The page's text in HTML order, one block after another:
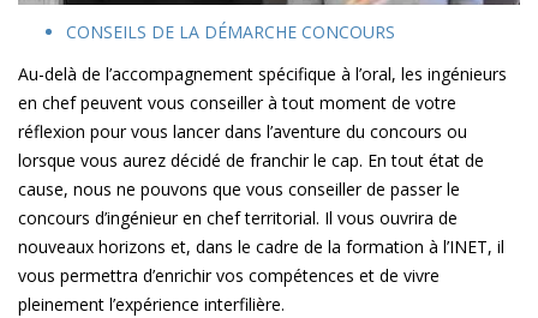
CONSEILS DE LA DÉMARCHE CONCOURS
Au-delà de l’accompagnement spécifique à l’oral, les ingénieurs
en chef peuvent vous conseiller à tout moment de votre
réflexion pour vous lancer dans l’aventure du concours ou
lorsque vous aurez décidé de franchir le cap. En tout état de
cause, nous ne pouvons que vous conseiller de passer le
concours d’ingénieur en chef territorial. Il vous ouvrira de
nouveaux horizons et, dans le cadre de la formation à l’INET, il
vous permettra d’enrichir vos compétences et de vivre
pleinement l’expérience interfilière.